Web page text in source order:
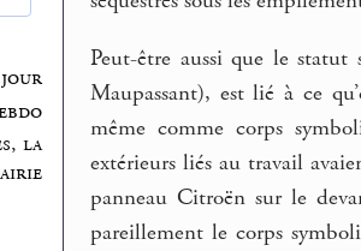
la
Peut-être aussi que le statut
Maupassant), est lié à ce
même comme corps
extérieurs liés au travail
panneau Citroën sur le
pareillement le corps